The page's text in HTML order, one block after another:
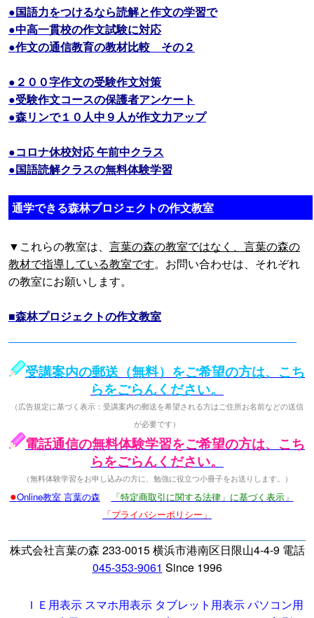
●国語力をつけるなら読解と作文の学習で
●中高一貫校の作文試験に対応
●作文の通信教育の教材比較 その２
●２００字作文の受験作文対策
●受験作文コースの保護者アンケート
●森リンで１０人中９人が作文力アップ
●コロナ休校対応 午前中クラス
●国語読解クラスの無料体験学習
通学できる森林プロジェクトの作文教室
▼これらの教室は、 言葉の森の教室ではなく、言葉の森の
教材で指導している教室です。お問い合わせは、それぞれ
の教室にお願いします。
■森林プロジェクトの作文教室
受講案内の郵送（無料）をご希望の方は、こち
らをごらんください。
（広告規定に基づく表示：受講案内の郵送を希望される方はご住所お名前などの送信
が必要です）
電話通信の無料体験学習をご希望の方は、こち
らをごらんください。
（無料体験学習をお申し込みの方に、勉強に役立つ小冊子をお送りします。）
●Online教室 言葉の森
「特定商取引に関する法律」に基づく表示」
「プライバシーポリシー」
株式会社言葉の森 233-0015 横浜市港南区日限山4-4-9 電話
045-353-9061 Since 1996
ＩＥ用表示 スマホ用表示 タブレット用表示パソコン用